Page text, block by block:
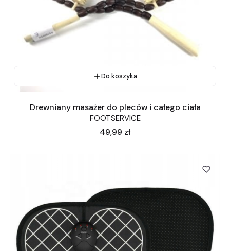
Do koszyka
Drewniany masażer do pleców i całego ciała
FOOTSERVICE
Cena
49,99 zł